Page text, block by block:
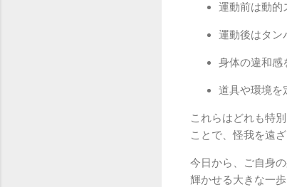
運動前は動的
運動後はタン
身体の違和感
道具や環境を
これらはどれも特
ことで、怪我を遠
今日から、ご自身
輝かせる大きな一歩